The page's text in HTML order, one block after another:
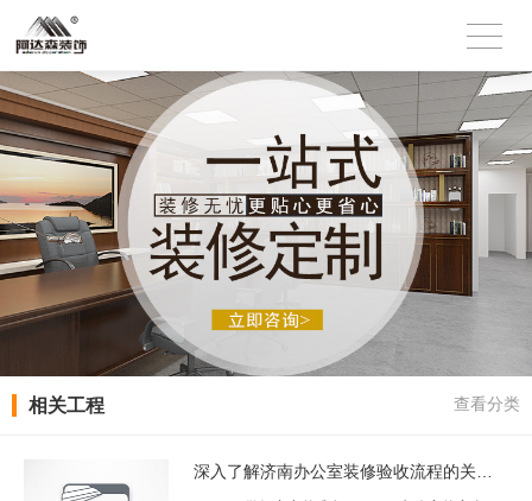
相关工程 查看分类
深入了解济南办公室装修验收流程的关键性步骤